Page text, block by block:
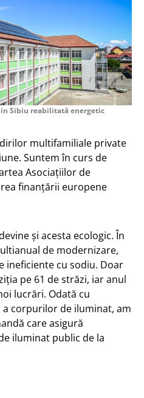
Sibiu reabilitată energetic
multifamiliale private
Suntem în curs de
Asociațiilor de
finanțării europene
și acesta ecologic. În
de modernizare,
ineficiente cu sodiu. Doar
pe 61 de străzi, iar anul
lucrări. Odată cu
corpurilor de iluminat, am
care asigură
iluminat public de la